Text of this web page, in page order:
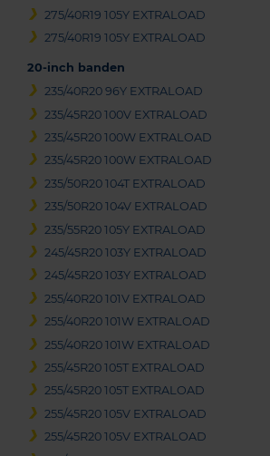
275/40R19 105Y EXTRALOAD
275/40R19 105Y EXTRALOAD
20-inch banden
235/40R20 96Y EXTRALOAD
235/45R20 100V EXTRALOAD
235/45R20 100W EXTRALOAD
235/45R20 100W EXTRALOAD
235/50R20 104T EXTRALOAD
235/50R20 104V EXTRALOAD
235/55R20 105Y EXTRALOAD
245/45R20 103Y EXTRALOAD
245/45R20 103Y EXTRALOAD
255/40R20 101V EXTRALOAD
255/40R20 101W EXTRALOAD
255/40R20 101W EXTRALOAD
255/45R20 105T EXTRALOAD
255/45R20 105T EXTRALOAD
255/45R20 105V EXTRALOAD
255/45R20 105V EXTRALOAD